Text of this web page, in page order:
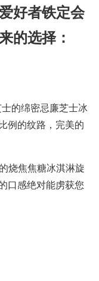
好者铁定会
的选择：
的绵密忌廉芝士冰
例的纹路，完美的
烧焦焦糖冰淇淋旋
口感绝对能虏获您